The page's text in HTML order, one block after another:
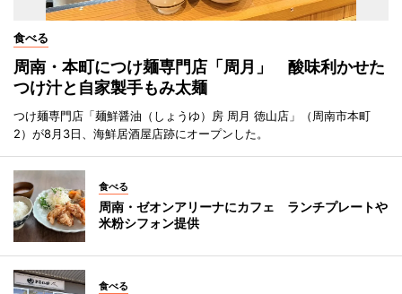
食べる
周南・本町につけ麺専門店「周月」 酸味利かせた
つけ汁と自家製手もみ太麺
つけ麺専門店「麺鮮醤油（しょうゆ）房 周月 徳山店」（周南市本町
2）が8月3日、海鮮居酒屋店跡にオープンした。
食べる
周南・ゼオンアリーナにカフェ ランチプレートや
米粉シフォン提供
食べる